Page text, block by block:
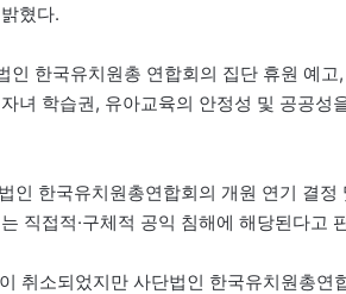
혔다.
한국유치원총 연합회의 집단 휴원 예고
녀 학습권, 유아교육의 안정성 및 공공성
인 한국유치원총연합회의 개원 연기 결정
직접적·구체적 공익 침해에 해당된다고
취소되었지만 사단법인 한국유치원총연